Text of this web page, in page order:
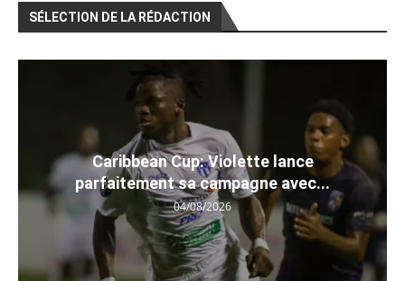
SÉLECTION DE LA RÉDACTION
Caribbean Cup: Violette lance
parfaitement sa campagne avec...
04/08/2026